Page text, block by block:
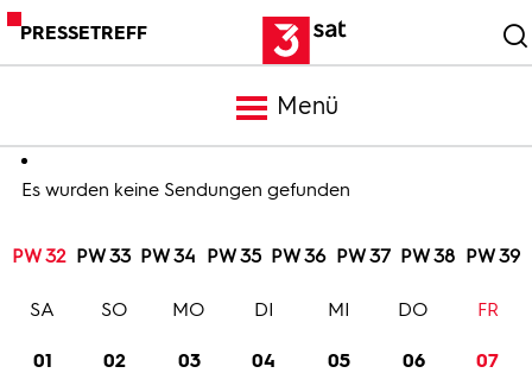
PRESSETREFF
Menü
Meldungen
Programm
Es wurden keine Sendungen gefunden
PW 32 PW 33 PW 34 PW 35 PW 36 PW 37 PW 38 PW 39
01
SA
02
SO
03
MO
04
DI
05
MI
06
DO
07
FR